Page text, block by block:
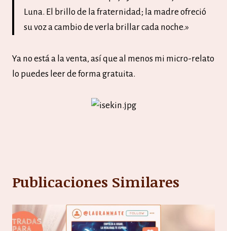
Luna. El brillo de la fraternidad; la madre ofreció
su voz a cambio de verla brillar cada noche.»
Ya no está a la venta, así que al menos mi micro-relato
lo puedes leer de forma gratuita.
Publicaciones Similares